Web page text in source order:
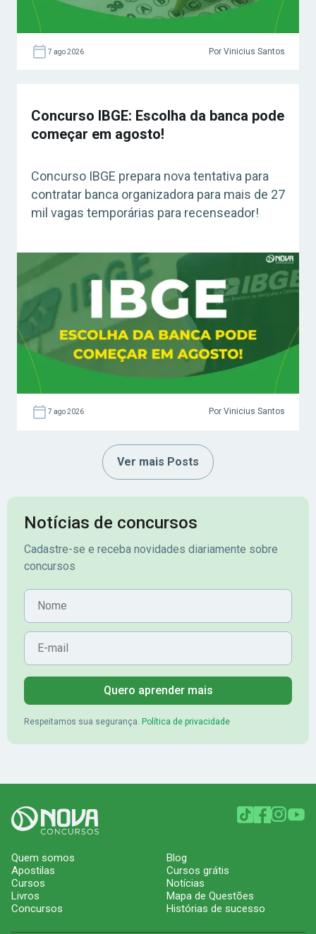
7 ago 2026 Por Vinicius Santos
Concurso IBGE: Escolha da banca pode
começar em agosto!
Concurso IBGE prepara nova tentativa para
contratar banca organizadora para mais de 27
mil vagas temporárias para recenseador!
7 ago 2026 Por Vinicius Santos
Ver mais Posts
Notícias de concursos
Cadastre-se e receba novidades diariamente sobre
concursos
Nome
E-mail
Quero aprender mais
Respeitamos sua segurança. Política de privacidade
Quem somos
Apostilas
Cursos
Livros
Concursos
Blog
Cursos grátis
Notícias
Mapa de Questões
Histórias de sucesso